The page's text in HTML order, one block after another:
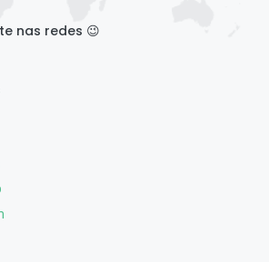
nas redes 😉